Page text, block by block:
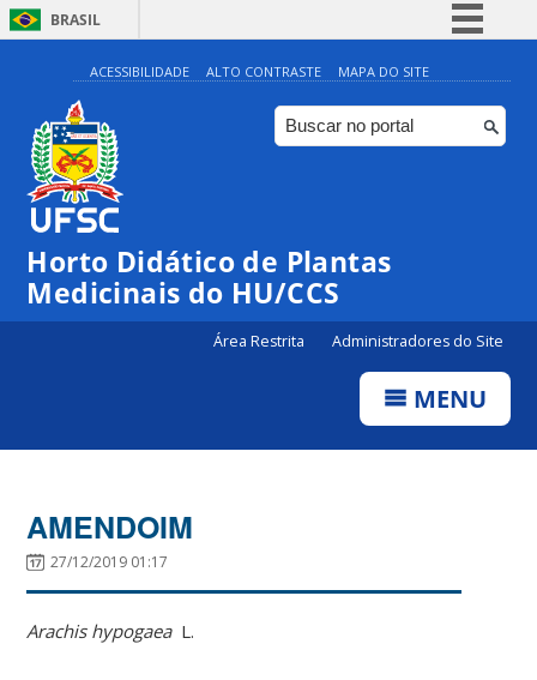
BRASIL
Simplifique!
Comunica BR
Participe
Canais
ACESSIBILIDADE ALTO CONTRASTE MAPA DO SITE
Horto Didático de Plantas
Medicinais do HU/CCS
Área Restrita Administradores do Site
MENU
AMENDOIM
27/12/2019 01:17
Arachis hypogaea L.